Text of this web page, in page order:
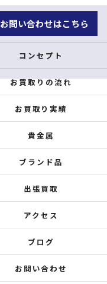
お問い合わせはこちら
コンセプト
お買取りの流れ
お買取り実績
貴金属
ブランド品
出張買取
アクセス
ブログ
お問い合わせ